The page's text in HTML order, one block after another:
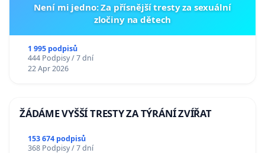
Není mi jedno: Za přísnější tresty za sexuální
zločiny na dětech
1 995 podpisů
444 Podpisy / 7 dní
22 Apr 2026
ŽÁDÁME VYŠŠÍ TRESTY ZA TÝRÁNÍ ZVÍŘAT
153 674 podpisů
368 Podpisy / 7 dní